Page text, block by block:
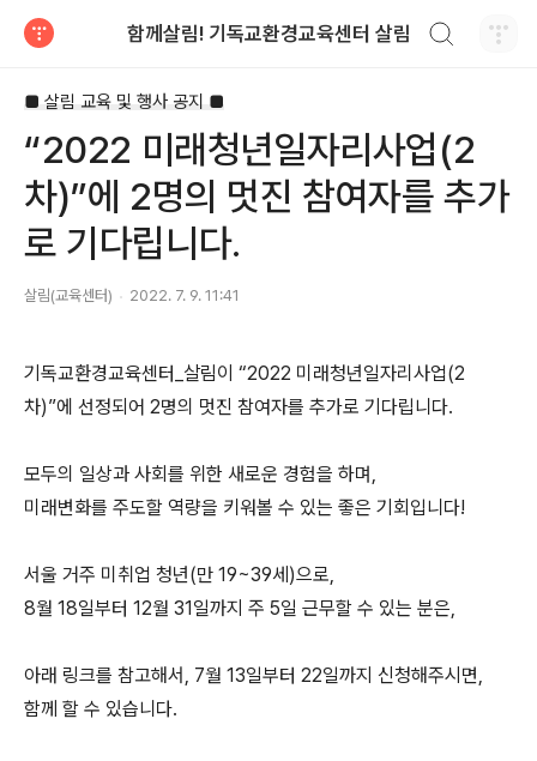
함께살림! 기독교환경교육센터 살림
■ 살림 교육 및 행사 공지 ■
“2022 미래청년일자리사업(2
차)”에 2명의 멋진 참여자를 추가
로 기다립니다.
살림(교육센터) 2022. 7. 9. 11:41
기독교환경교육센터_살림이 “2022 미래청년일자리사업(2
차)”에 선정되어 2명의 멋진 참여자를 추가로 기다립니다.
모두의 일상과 사회를 위한 새로운 경험을 하며,
미래변화를 주도할 역량을 키워볼 수 있는 좋은 기회입니다!
서울 거주 미취업 청년(만 19~39세)으로,
8월 18일부터 12월 31일까지 주 5일 근무할 수 있는 분은,
아래 링크를 참고해서, 7월 13일부터 22일까지 신청해주시면,
함께 할 수 있습니다.